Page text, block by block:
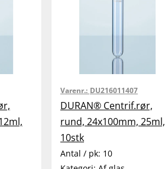
Varenr.: DU216011407
DURAN® Centrif.rør,
rund, 24x100mm, 25ml,
10stk
Antal / pk: 10